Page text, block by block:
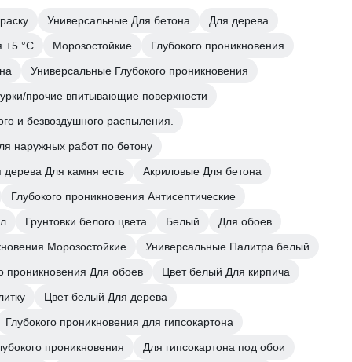
Универсальные Для бетона
Для дерева
+5 °С
Морозостойкие
Глубокого проникновения
Универсальные Глубокого проникновения
прочие впитывающие поверхности
и безвоздушного распыления.
наружных работ по бетону
дерева Для камня есть
Акриловые Для бетона
Глубокого проникновения Антисептические
Грунтовки белого цвета Белый
Для обоев
Морозостойкие
Универсальные Палитра белый
проникновения Для обоев
Цвет белый Для кирпича
Цвет белый Для дерева
Глубокого проникновения для гипсокартона
проникновения
Для гипсокартона под обои